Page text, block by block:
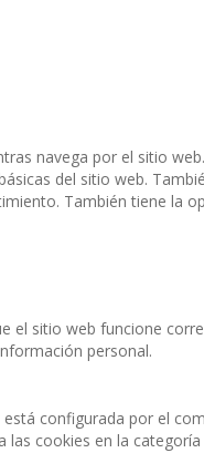
navega por el sitio
del sitio web.
También tiene la
el sitio web funcione
personal.
está configurada por el
las cookies en la